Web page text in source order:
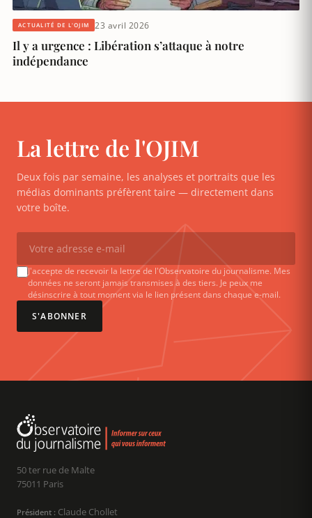
ACTUALITÉ DE L'OJIM 23 avril 2026
Il y a urgence : Libération s’attaque à notre
indépendance
La lettre de l'OJIM
Deux fois par semaine, les analyses et portraits que les
médias dominants préfèrent taire — directement dans
votre boîte.
J'accepte de recevoir la lettre de l'Observatoire du journalisme. Mes
données ne seront jamais transmises à des tiers. Je peux me
désinscrire à tout moment via le lien présent dans chaque e-mail.
S'ABONNER
50 ter rue de Malte
75011 Paris
Président : Claude Chollet